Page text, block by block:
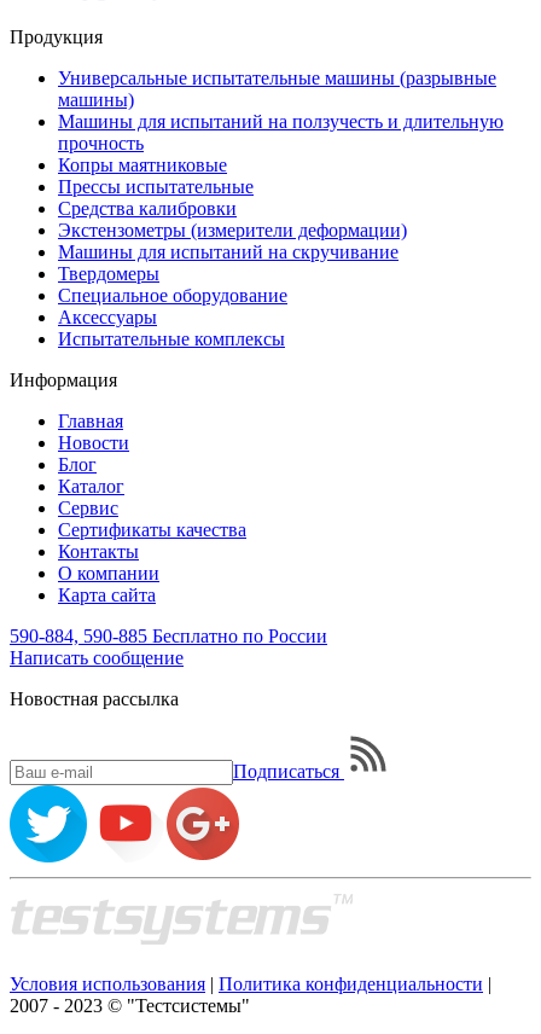
Продукция
Универсальные испытательные машины (разрывные
машины)
Машины для испытаний на ползучесть и длительную
прочность
Копры маятниковые
Прессы испытательные
Средства калибровки
Экстензометры (измерители деформации)
Машины для испытаний на скручивание
Твердомеры
Специальное оборудование
Аксессуары
Испытательные комплексы
Информация
Главная
Новости
Блог
Каталог
Сервис
Сертификаты качества
Контакты
О компании
Карта сайта
590-884, 590-885 Бесплатно по России
Написать сообщение
Новостная рассылка
Подписаться
Условия использования | Политика конфиденциальности |
2007 - 2023 © "Тестсистемы"